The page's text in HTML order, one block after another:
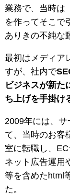
業務で、当時は
を作ってそこで
ありきの不純な
最初はメディア
すが、社内で
ビジネスが新た
ち上げを手掛け
2009年には、サ
て、当時のお客
室に転職し、
ネット広告運用
等を含めたhtml
た。